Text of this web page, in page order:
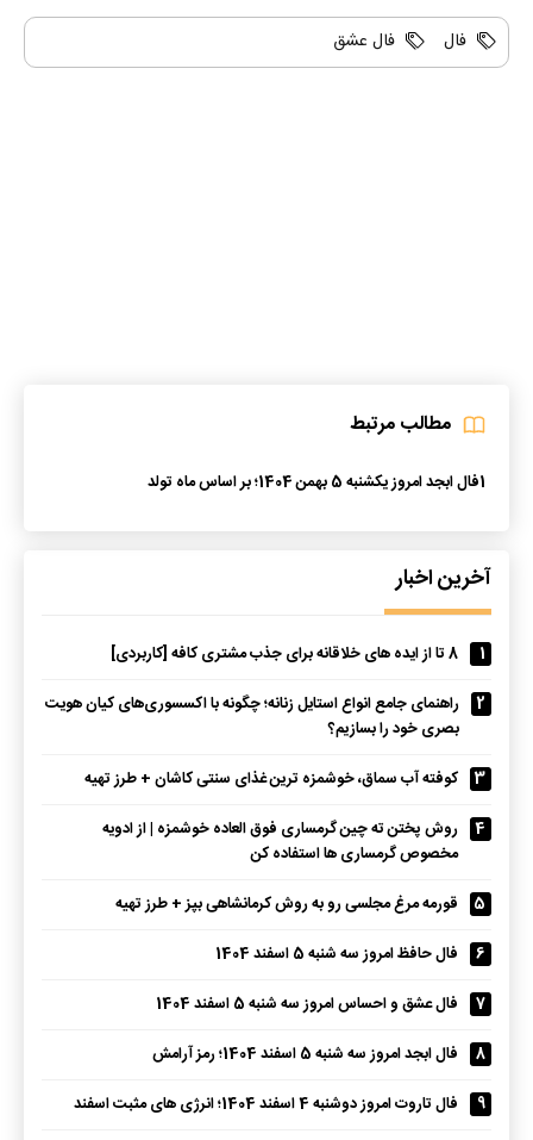
فال فال عشق
مطالب مرتبط
1فال ابجد امروز یکشنبه 5 بهمن 1404؛ بر اساس ماه تولد
آخرین اخبار
1
8 تا از ایده های خلاقانه برای جذب مشتری کافه [کاربردی]
2
راهنمای جامع انواع استایل زنانه؛ چگونه با اکسسوری‌های کیان هویت
بصری خود را بسازیم؟
3
کوفته آب سماق، خوشمزه ترین غذای سنتی کاشان + طرز تهیه
4
روش پختن ته چین گرمساری فوق العاده خوشمزه | از ادویه
مخصوص گرمساری ها استفاده کن
5
قورمه مرغ مجلسی رو به روش کرمانشاهی بپز + طرز تهیه
6
فال حافظ امروز سه شنبه 5 اسفند 1404
7
فال عشق و احساس امروز سه شنبه 5 اسفند 1404
8
فال ابجد امروز سه شنبه 5 اسفند 1404؛ رمز آرامش
9
فال تاروت امروز دوشنبه 4 اسفند 1404؛ انرژی های مثبت اسفند